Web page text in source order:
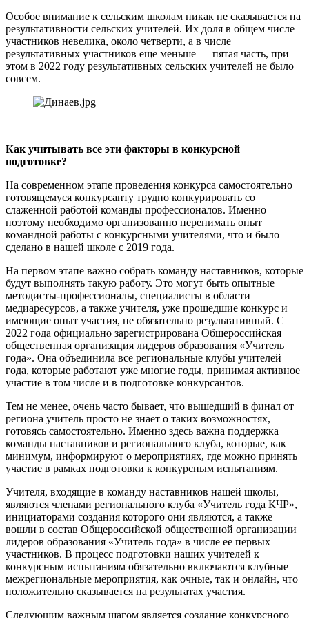
Особое внимание к сельским школам никак не сказывается на
результативности сельских учителей. Их доля в общем числе
участников невелика, около четверти, а в числе
результативных участников еще меньше — пятая часть, при
этом в 2022 году результативных сельских учителей не было
совсем.
Как учитывать все эти факторы в конкурсной
подготовке?
На современном этапе проведения конкурса самостоятельно
готовящемуся конкурсанту трудно конкурировать со
слаженной работой команды профессионалов. Именно
поэтому необходимо организованно перенимать опыт
командной работы с конкурсными учителями, что и было
сделано в нашей школе с 2019 года.
На первом этапе важно собрать команду наставников, которые
будут выполнять такую работу. Это могут быть опытные
методисты-профессионалы, специалисты в области
медиаресурсов, а также учителя, уже прошедшие конкурс и
имеющие опыт участия, не обязательно результативный. С
2022 года официально зарегистрирована Общероссийская
общественная организация лидеров образования «Учитель
года». Она объединила все региональные клубы учителей
года, которые работают уже многие годы, принимая активное
участие в том числе и в подготовке конкурсантов.
Тем не менее, очень часто бывает, что вышедший в финал от
региона учитель просто не знает о таких возможностях,
готовясь самостоятельно. Именно здесь важна поддержка
команды наставников и регионального клуба, которые, как
минимум, информируют о мероприятиях, где можно принять
участие в рамках подготовки к конкурсным испытаниям.
Учителя, входящие в команду наставников нашей школы,
являются членами регионального клуба «Учитель года КЧР»,
инициаторами создания которого они являются, а также
вошли в состав Общероссийской общественной организации
лидеров образования «Учитель года» в числе ее первых
участников. В процесс подготовки наших учителей к
конкурсным испытаниям обязательно включаются клубные
межрегиональные мероприятия, как очные, так и онлайн, что
положительно сказывается на результатах участия.
Следующим важным шагом является создание конкурсного